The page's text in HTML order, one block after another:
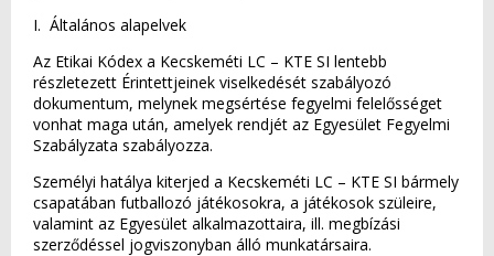
I. Általános alapelvek
Az Etikai Kódex a Kecskeméti LC – KTE SI lentebb
részletezett Érintettjeinek viselkedését szabályozó
dokumentum, melynek megsértése fegyelmi felelősséget
vonhat maga után, amelyek rendjét az Egyesület Fegyelmi
Szabályzata szabályozza.
Személyi hatálya kiterjed a Kecskeméti LC – KTE SI bármely
csapatában futballozó játékosokra, a játékosok szüleire,
valamint az Egyesület alkalmazottaira, ill. megbízási
szerződéssel jogviszonyban álló munkatársaira.